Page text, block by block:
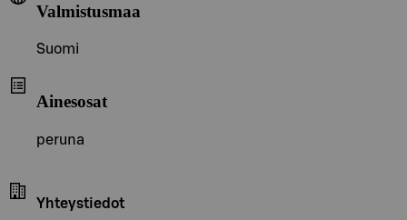
Valmistusmaa
Suomi
Ainesosat
peruna
Yhteystiedot